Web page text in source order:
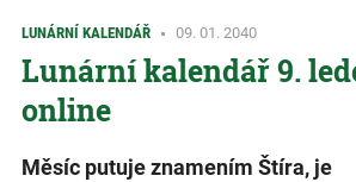
LUNÁRNÍ KALENDÁŘ 09. 01. 2040
Lunární kalendář 9.
online
Měsíc putuje znamením Štíra, je